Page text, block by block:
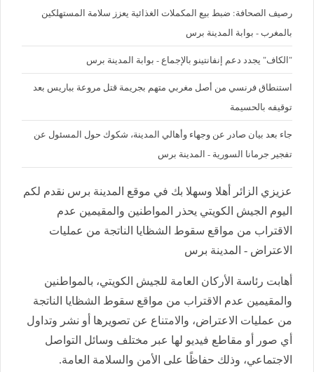
رصيف الصحافة: ضبط بيع المكملات الغذائية يعزز سلامة المستهلكين
بالمغرب - بوابة المدينة برس
"الكاف" يجدد دعم إنفانتينو بالإجماع - بوابة المدينة برس
استنطاق فرنسي من أصل مغربي متهم بجريمة قتل مروعة بباريس بعد
توقيفه بالحسيمة
جاء بعد بيان صادر عن وجهاء وأهالي المدينة، شكوك حول المسئول عن
تفجير جرمانا السورية - المدينة برس
عزيزي الزائر أهلا وسهلا بك في موقع المدينة برس نقدم لكم
اليوم الجيش الكويتي يحذر المواطنين والمقيمين عدم
الاقتراب من مواقع سقوط الشظايا الناتجة من عمليات
الاعتراض - المدينة برس
أهابت رئاسة الأركان العامة للجيش الكويتي، بالمواطنين
والمقيمين عدم الاقتراب من مواقع سقوط الشظايا الناتجة
من عمليات الاعتراض، والامتناع عن تصويرها أو نشر وتداول
أي صور أو مقاطع فيديو لها عبر مختلف وسائل التواصل
الاجتماعي، وذلك حفاظًا على الأمن والسلامة العامة.